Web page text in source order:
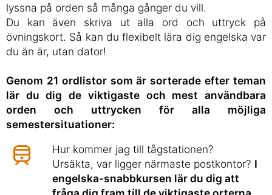
lyssna på orden så många gånger du vill.
Du kan även skriva ut alla ord och uttryck på
övningskort. Så kan du flexibelt lära dig engelska var
du än är, utan dator!
Genom 21 ordlistor som är sorterade efter teman
lär du dig de viktigaste och mest användbara
orden och uttrycken för alla möjliga
semestersituationer:
Hur kommer jag till tågstationen?
Ursäkta, var ligger närmaste postkontor? I
engelska-snabbkursen lär du dig att